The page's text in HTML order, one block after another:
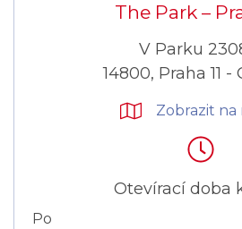
The Park –⁠⁠⁠⁠⁠⁠
V Parku
14800, Praha 11 -
Zobrazit na
Otevírací doba
Po